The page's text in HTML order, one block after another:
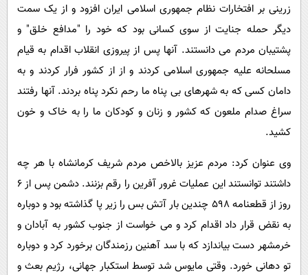
زرینی بر افتخارات نظام جمهوری اسلامی ایران افزود و از یک سمت
دیگر حمله جنایت از سوی کسانی بود که خود را "مدافع خلق" و
پشتیبان مردم می دانستند. آنها پس از پیروزی انقلاب اقدام به قیام
مسلحانه علیه جمهوری اسلامی کردند و از از کشور فرار کردند و به
دامان کسی که به شهرهای بی پناه ما رحم نکرد پناه بردند. آنها رفتند
سراغ صدام ملعون که کشور و زنان و کودکان ما را به خاک و خون
کشید.
وی عنوان کرد: مردم عزیز بالاخص مردم شریف کرمانشاه با هر چه
داشتند توانستند این عملیات غرور آفرین را رقم بزنند. دشمن پس از 6
روز از قطعنامه 598 چندین بار آتش بس را زیر پا گذاشته بود و دوباره
به نقض قرار داد اقدام کرد و می خواست از جنوب کشور به آبادان و
خرمشهر دست بیاندازد که با سد آهنین رزمندگان برخورد کرد و دوباره
تو دهانی خورد. وقتی مایوس شد توسط استکبار جهانی، رژیم بعث و